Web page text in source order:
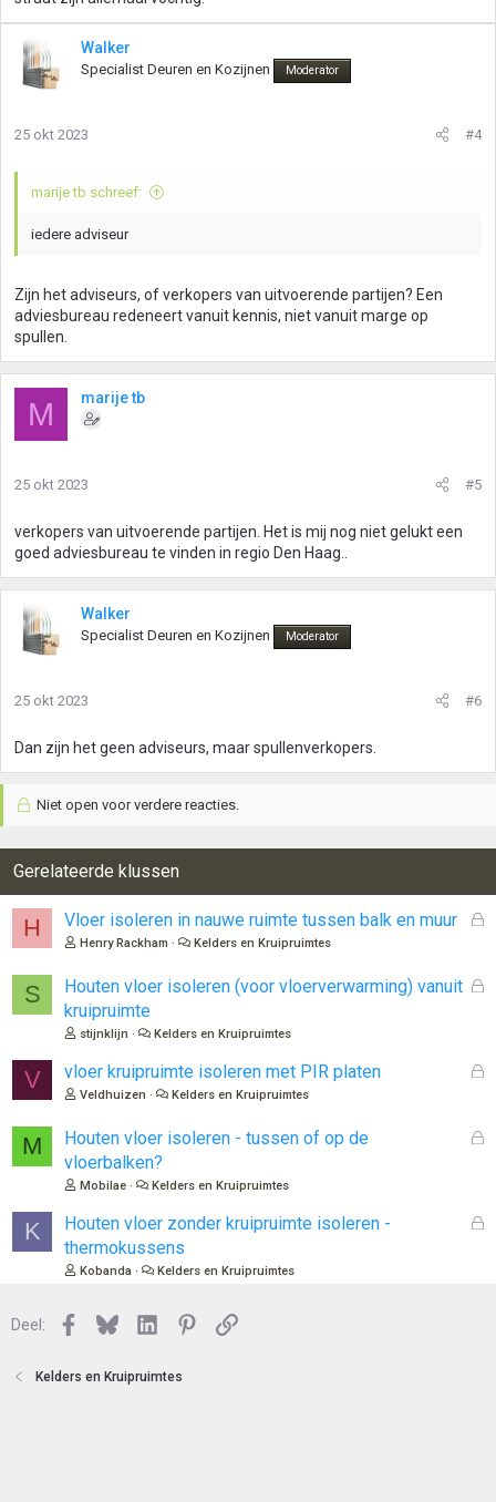
Walker
Specialist Deuren en Kozijnen Moderator
25 okt 2023 #4
marije tb schreef:
iedere adviseur
Zijn het adviseurs, of verkopers van uitvoerende partijen? Een
adviesbureau redeneert vanuit kennis, niet vanuit marge op
spullen.
M marije tb
25 okt 2023 #5
verkopers van uitvoerende partijen. Het is mij nog niet gelukt een
goed adviesbureau te vinden in regio Den Haag..
Walker
Specialist Deuren en Kozijnen Moderator
25 okt 2023 #6
Dan zijn het geen adviseurs, maar spullenverkopers.
Niet open voor verdere reacties.
Gerelateerde klussen
H
G
Vloer isoleren in nauwe ruimte tussen balk en muur
Henry Rackham Kelders en Kruipruimtes
S
G
o
Houten vloer isoleren (voor vloerverwarming) vanuit
kruipruimte
stijnklijn Kelders en Kruipruimtes
V
G
vloer kruipruimte isoleren met PIR platen
Veldhuizen Kelders en Kruipruimtes
M
G
o
Houten vloer isoleren - tussen of op de
vloerbalken?
Mobilae Kelders en Kruipruimtes
K
G
Houten vloer zonder kruipruimte isoleren -
thermokussens
Kobanda Kelders en Kruipruimtes
Deel: Facebook
BlueskyLinkedInPinterest
Link
Kelders en Kruipruimtes